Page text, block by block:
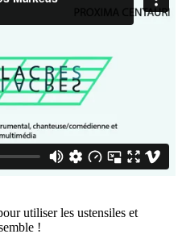
utiliser les ustensiles et
!